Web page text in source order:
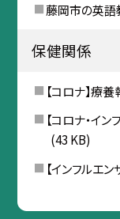
藤岡市の英語
保健関係
【コロナ】療
【コロナ・イ
(43 KB)
【インフルエ